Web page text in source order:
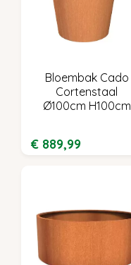
Bloembak Cado
Cortenstaal
Ø100cm H100cm
€ 889,99